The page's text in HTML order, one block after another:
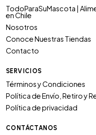
TodoParaSuMascota |
en Chile
Nosotros
Conoce Nuestras Tiendas
Contacto
SERVICIOS
Términos y Condiciones
Política de Envío, Retiro y
Política de privacidad
CONTÁCTANOS